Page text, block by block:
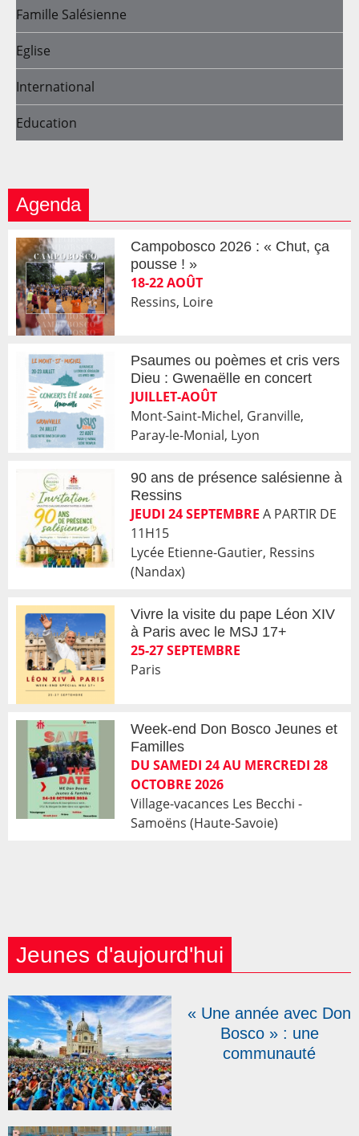
Famille Salésienne
Eglise
International
Education
Agenda
Campobosco 2026 : « Chut, ça
pousse ! »
18-22 AOÛT
Ressins, Loire
Psaumes ou poèmes et cris vers
Dieu : Gwenaëlle en concert
JUILLET-AOÛT
Mont-Saint-Michel, Granville,
Paray-le-Monial, Lyon
90 ans de présence salésienne à
Ressins
JEUDI 24 SEPTEMBRE A PARTIR DE
11H15
Lycée Etienne-Gautier, Ressins
(Nandax)
Vivre la visite du pape Léon XIV
à Paris avec le MSJ 17+
25-27 SEPTEMBRE
Paris
Week-end Don Bosco Jeunes et
Familles
DU SAMEDI 24 AU MERCREDI 28
OCTOBRE 2026
Village-vacances Les Becchi -
Samoëns (Haute-Savoie)
Jeunes d'aujourd'hui
« Une année avec Don
Bosco » : une
communauté